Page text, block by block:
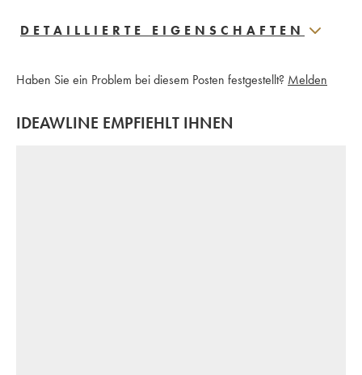
DETAILLIERTE EIGENSCHAFTEN
Haben Sie ein Problem bei diesem Posten festgestellt? Melden
IDEAWLINE EMPFIEHLT IHNEN